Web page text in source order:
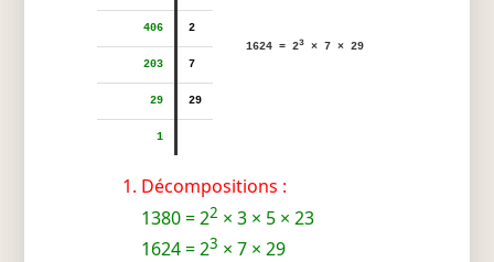
1624 = 23 × 7 × 29
406 2
203 7
29 29
1
Décompositions :
1380 = 22 × 3 × 5 × 23
1624 = 23 × 7 × 29